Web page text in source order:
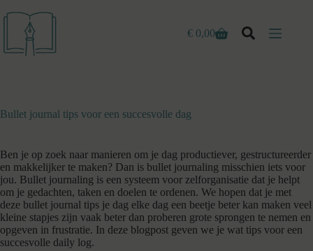
naar
inhoud
Winkelwagen
€ 0,00
Bullet journal tips voor een succesvolle dag
Ben je op zoek naar manieren om je dag productiever, gestructureerder
en makkelijker te maken? Dan is bullet journaling misschien iets voor
jou. Bullet journaling is een systeem voor zelforganisatie dat je helpt
om je gedachten, taken en doelen te ordenen. We hopen dat je met
deze bullet journal tips je dag elke dag een beetje beter kan maken veel
kleine stapjes zijn vaak beter dan proberen grote sprongen te nemen en
opgeven in frustratie. In deze blogpost geven we je wat tips voor een
succesvolle daily log.